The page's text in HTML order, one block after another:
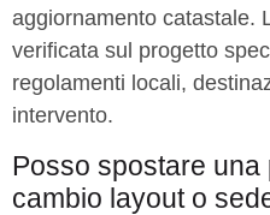
aggiornamento catastale.
verificata sul progetto
regolamenti locali,
intervento.
Posso spostare una
cambio layout o